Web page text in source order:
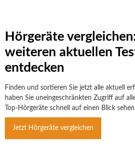
Hörgeräte
weiteren aktuellen
entdecken
Finden und sortieren Sie jetzt alle aktuell
haben Sie uneingeschränkten Zugriff auf
Top-Hörgeräte schnell auf einen Blick
Jetzt Hörgeräte vergleichen